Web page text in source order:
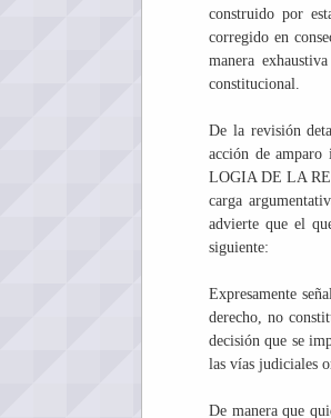
construido por
corregido en
manera
constitucional.
De la revisión
acción de amparo
LOGIA DE LA
carga
advierte que el
siguiente:
Expresamente
derecho, no
decisión que se
las vías judiciales
De manera que